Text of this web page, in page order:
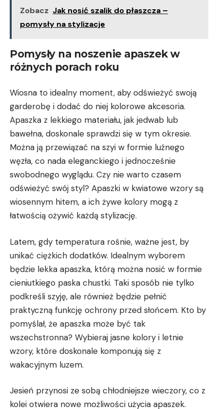
Zobacz Jak nosić szalik do płaszcza –
pomysły na stylizacje
Pomysły na noszenie apaszek w
⁢różnych porach roku
Wiosna to idealny⁤ moment, aby odświeżyć ⁣swoją⁣
garderobę i dodać do niej kolorowe akcesoria.
Apaszka z lekkiego materiału, jak jedwab lub
bawełna,⁤ doskonale ‌sprawdzi się w tym okresie.
Można⁢ ją przewiązać na szyi w formie luźnego
węzła, co‌ nada eleganckiego i jednocześnie‍
swobodnego wyglądu. Czy nie warto czasem
odświeżyć swój styl? Apaszki w kwiatowe wzory są
wiosennym ⁣hitem,‍ a ich ⁤żywe ​kolory mogą z
łatwością ​ożywić każdą stylizację.
Latem,⁤ gdy temperatura​ rośnie, ważne jest, ‌by
unikać ciężkich dodatków. Idealnym⁤ wyborem
będzie lekka apaszka,⁣ którą⁤ można nosić ⁤w formie
cieniutkiego paska chustki. Taki sposób nie tylko
podkreśli szyję, ale również będzie pełnić
praktyczną funkcję ochrony przed słońcem. Kto by
pomyślał, że apaszka może być tak⁢
wszechstronna? Wybieraj jasne kolory⁢ i letnie
wzory, które doskonale komponują się z
⁣wakacyjnym luzem.
Jesień przynosi ze sobą chłodniejsze wieczory, ⁢co z
kolei otwiera nowe możliwości użycia apaszek.